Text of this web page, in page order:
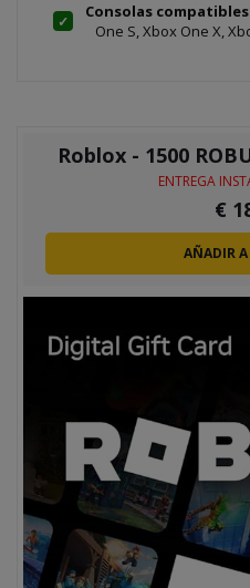
✓ Consolas
One S, Xbox One X,
Roblox - 1500
ENTREGA
€
AÑADIR A